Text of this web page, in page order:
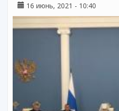
16 июнь, 2021 - 10:40